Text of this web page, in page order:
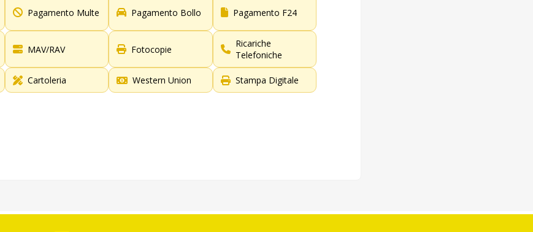
Pagamento Multe Pagamento Bollo Pagamento F24
MAV/RAV Fotocopie
Ricariche
Telefoniche
Cartoleria Western Union Stampa Digitale